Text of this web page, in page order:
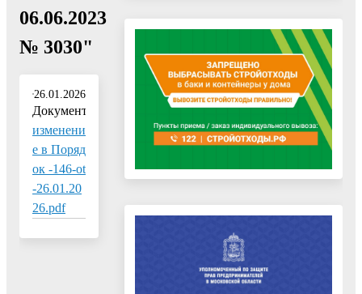
06.06.2023
№ 3030"
26.01.2026
Документ:
изменени
е в Поряд
ок -146-ot
-26.01.20
26.pdf